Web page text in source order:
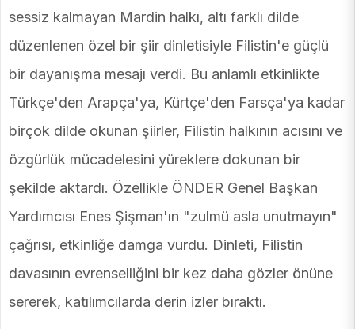
sessiz kalmayan Mardin halkı, altı farklı dilde
düzenlenen özel bir şiir dinletisiyle Filistin'e güçlü
bir dayanışma mesajı verdi. Bu anlamlı etkinlikte
Türkçe'den Arapça'ya, Kürtçe'den Farsça'ya kadar
birçok dilde okunan şiirler, Filistin halkının acısını ve
özgürlük mücadelesini yüreklere dokunan bir
şekilde aktardı. Özellikle ÖNDER Genel Başkan
Yardımcısı Enes Şişman'ın "zulmü asla unutmayın"
çağrısı, etkinliğe damga vurdu. Dinleti, Filistin
davasının evrenselliğini bir kez daha gözler önüne
sererek, katılımcılarda derin izler bıraktı.